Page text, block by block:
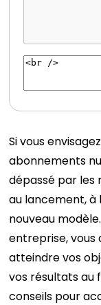
Si vous
abonnements
dépassé par les
au lancement,
nouveau
entreprise, vous
atteindre vos
vos résultats au
conseils pour